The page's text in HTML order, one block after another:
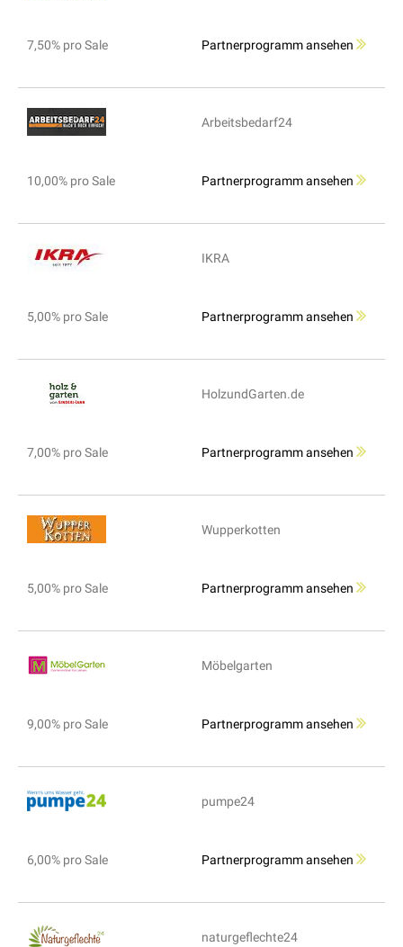
7,50% pro Sale Partnerprogramm ansehen
Arbeitsbedarf24
10,00% pro Sale Partnerprogramm ansehen
IKRA
5,00% pro Sale Partnerprogramm ansehen
HolzundGarten.de
7,00% pro Sale Partnerprogramm ansehen
Wupperkotten
5,00% pro Sale Partnerprogramm ansehen
Möbelgarten
9,00% pro Sale Partnerprogramm ansehen
pumpe24
6,00% pro Sale Partnerprogramm ansehen
naturgeflechte24